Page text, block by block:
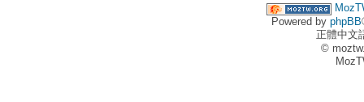
Powered by phpBB
正體中文
©